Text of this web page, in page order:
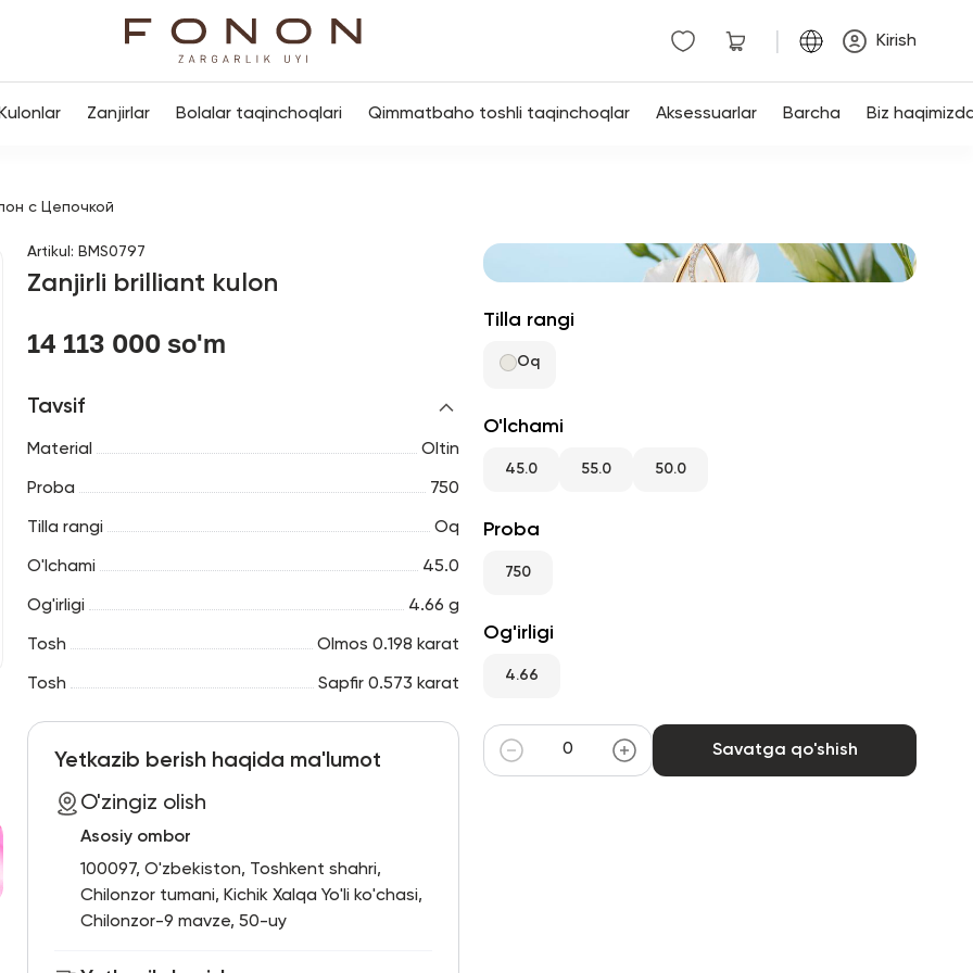
Kirish
Kulonlar Zanjirlar Bolalar taqinchoqlari Qimmatbaho toshli taqinchoqlar Aksessuarlar Barcha Biz
с Цепочкой
Artikul : BMS0797
Zanjirli brilliant kulon
14 113 000 so'm
Tavsif
Material Oltin
Proba 750
Tilla rangi Oq
O'lchami 45.0
Og'irligi 4.66 g
Tosh Olmos 0.198 karat
Tosh Sapfir 0.573 karat
Yetkazib berish haqida ma'lumot
O'zingiz olish
Asosiy ombor
100097, O'zbekiston, Toshkent shahri,
Chilonzor tumani, Kichik Xalqa Yo'li ko'chasi,
Chilonzor-9 mavze, 50-uy
Tilla rangi
Oq
O'lchami
45.0 55.0 50.0
Proba
750
Og'irligi
4.66
Savatga qo'shish